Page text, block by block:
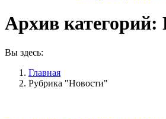
Архив категорий:
Вы здесь:
Главная
Рубрика "Новости"